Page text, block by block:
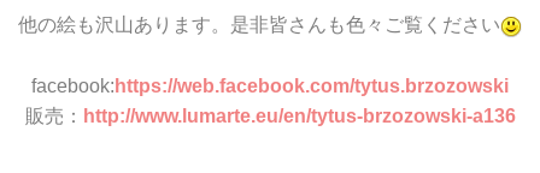
他の絵も沢山あります。是非皆さんも色々ご覧ください
facebook: https://web.facebook.com/tytus.brzozowski
販売： http://www.lumarte.eu/en/tytus-brzozowski-a136